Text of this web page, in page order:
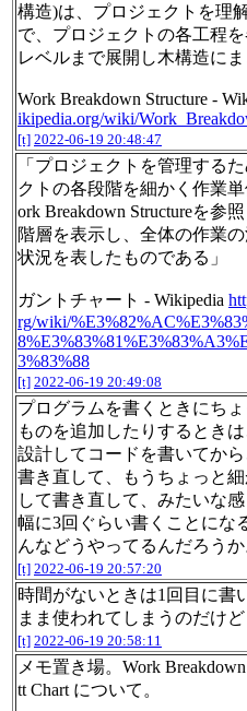
構造)は、プロジェクトを理
で、プロジェクトの各工程
レベルまで展開し木構造にま
Work Breakdown Structure -
ikipedia.org/wiki/
[t] 2022-06-19 20:48:47
「プロジェクトを管理する
クトの各段階を細かく作業
ork Breakdown Structureを参
階層を表示し、全体の作業
状況を表したものである」
ガントチャート - Wikipedia
rg/wiki/
3%83%88
[t] 2022-06-19 20:49:08
プログラムを書くときにち
ものを追加したりするとき
設計してコードを書いてか
書き直して、もうちょっと
して書き直して、みたいな
幅に3回ぐらい書くことにな
んなどうやってるんだろうか
[t] 2022-06-19 20:57:20
時間がないときは1回目に書
まま使われてしまうのだけど
[t] 2022-06-19 20:58:11
メモ置き場。Work
tt Chart について。